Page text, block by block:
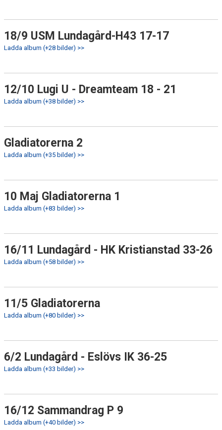
18/9 USM Lundagård-H43 17-17
Ladda album (+28 bilder) >>
12/10 Lugi U - Dreamteam 18 - 21
Ladda album (+38 bilder) >>
Gladiatorerna 2
Ladda album (+35 bilder) >>
10 Maj Gladiatorerna 1
Ladda album (+83 bilder) >>
16/11 Lundagård - HK Kristianstad 33-26
Ladda album (+58 bilder) >>
11/5 Gladiatorerna
Ladda album (+80 bilder) >>
6/2 Lundagård - Eslövs IK 36-25
Ladda album (+33 bilder) >>
16/12 Sammandrag P 9
Ladda album (+40 bilder) >>